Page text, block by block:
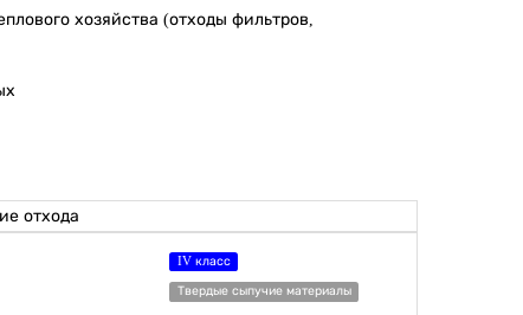
хозяйства (отходы фильтров,
отхода
IV класс
Твердые сыпучие материалы